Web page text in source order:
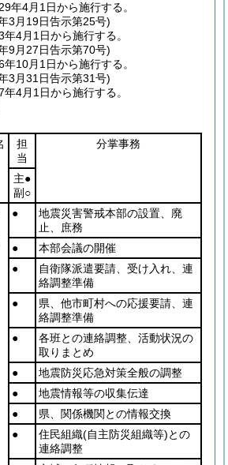
年4月1日から施行する。
3月19日告示第25号)
4月1日から施行する。
9月27日告示第70号)
10月1日から施行する。
3月31日告示第31号)
4月1日から施行する。
担
当
分掌事務
主●
副○
●
地震災害警戒本部の設置、廃
止、庶務
●
本部会議の開催
●
自衛隊派遣要請、受け入れ、連
絡調整準備
●
県、他市町村への応援要請、連
絡調整準備
●
各班との連絡調整、活動状況の
取りまとめ
●
地震防災応急対策全般の調整
●
地震情報等の収集伝達
●
県、関係機関との情報交換
●
住民組織(自主防災組織等)との
連絡調整